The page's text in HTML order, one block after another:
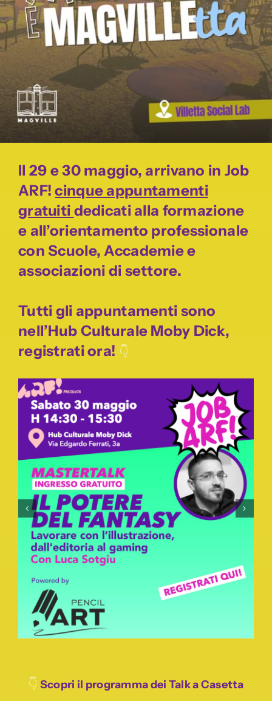
Il 29 e 30 maggio, arrivano in Job
ARF!cinque appuntamenti
gratuiti dedicati alla formazione
e all’orientamento professionale
con Scuole, Accademie e
associazioni di settore.
Tutti gli appuntamenti sono
nell’Hub Culturale Moby Dick,
registrati ora! 👇
👇 Scopri il programma dei Talk a Casetta